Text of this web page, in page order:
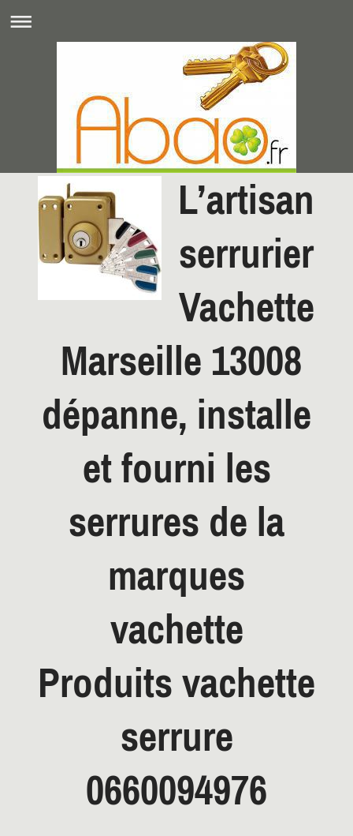
L’artisan
serrurier
Vachette
Marseille 13008
dépanne, installe
et fourni les
serrures de la
marques
vachette
Produits vachette
serrure
0660094976